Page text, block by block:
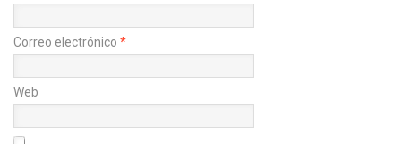
Correo electrónico *
Web